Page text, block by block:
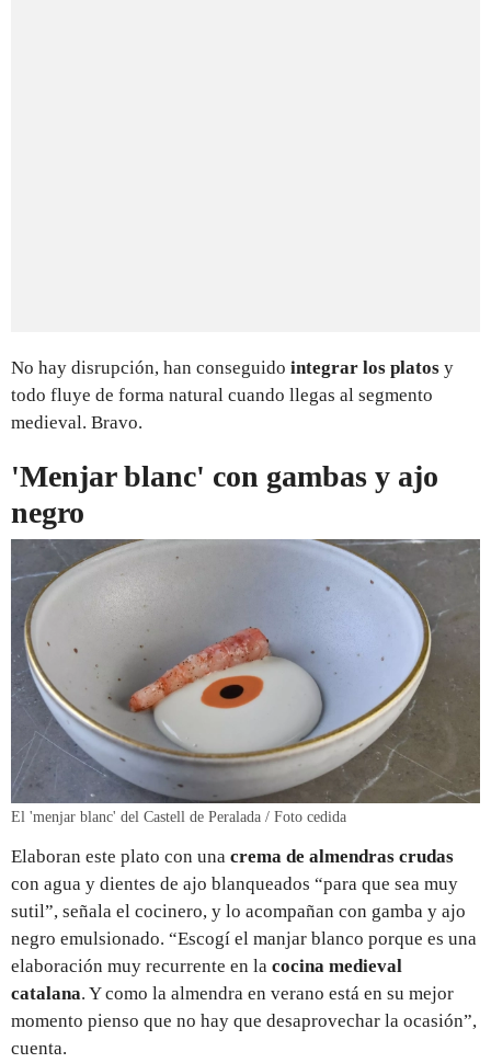
No hay disrupción, han conseguido integrar los platos y
todo fluye de forma natural cuando llegas al segmento
medieval. Bravo.
'Menjar blanc' con gambas y ajo
negro
El 'menjar blanc' del Castell de Peralada / Foto cedida
Elaboran este plato con una crema de almendras crudas
con agua y dientes de ajo blanqueados “para que sea muy
sutil”, señala el cocinero, y lo acompañan con gamba y ajo
negro emulsionado. “Escogí el manjar blanco porque es una
elaboración muy recurrente en la cocina medieval
catalana. Y como la almendra en verano está en su mejor
momento pienso que no hay que desaprovechar la ocasión”,
cuenta.